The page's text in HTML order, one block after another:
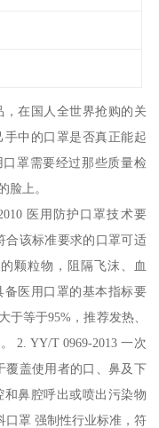
在国人全世界抢购的关
中的口罩是否真正能起
罩需要经过那些质量检
脸上。
医用防护口罩技术要
合该标准要求的口罩可适
颗粒物，阻隔飞沫、血
医用口罩的基本指标要
等于95%，推荐发热、
2. YY/T 0969-2013 一次
覆盖使用者的口、鼻及下
鼻腔呼出或喷出污染物
口罩 强制性行业标准，符